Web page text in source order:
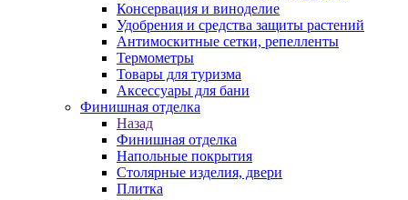
Консервация и виноделие
Удобрения и средства защиты растений
Антимоскитные сетки, репелленты
Термометры
Товары для туризма
Аксессуары для бани
Финишная отделка
Назад
Финишная отделка
Напольные покрытия
Столярные изделия, двери
Плитка